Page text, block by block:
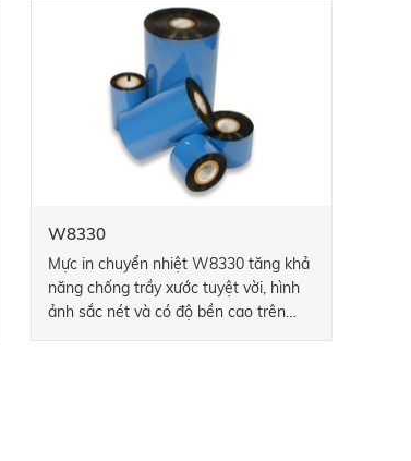
W8330
Mực in chuyển nhiệt W8330 tăng khả
năng chống trầy xước tuyệt vời, hình
ảnh sắc nét và có độ bền cao trên